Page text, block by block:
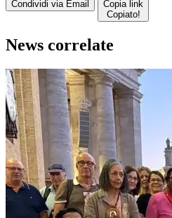
Condividi via Email
Copia link
Copiato!
News correlate